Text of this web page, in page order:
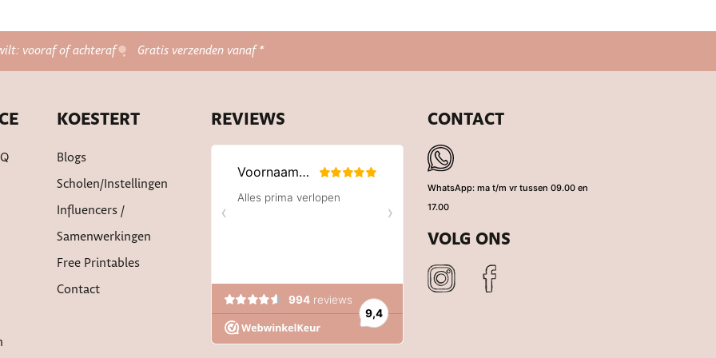
vooraf of achteraf Gratis verzenden vanaf *
KOESTERT
Blogs
Scholen/instellingen
Influencers /
Samenwerkingen
Free Printables
Contact
REVIEWS CONTACT
WhatsApp: ma t/m vr tussen 09.00 en
17.00
VOLG ONS